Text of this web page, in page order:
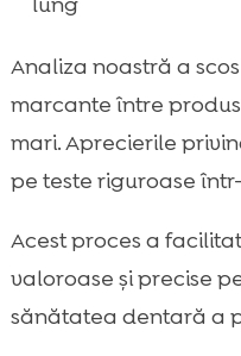
Analiza noastră a
marcante între
mari. Aprecierile
pe teste riguroase
Acest proces a
valoroase și precise
sănătatea dentară a